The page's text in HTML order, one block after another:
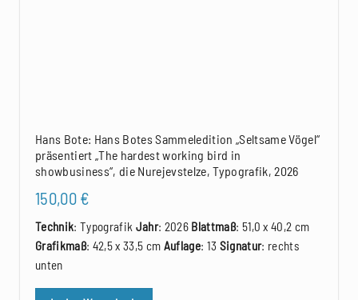
Hans Bote: Hans Botes Sammeledition „Seltsame Vögel“
präsentiert „The hardest working bird in
showbusiness“, die Nurejevstelze, Typografik, 2026
150,00 €
Technik: Typografik Jahr: 2026 Blattmaß: 51,0 x 40,2 cm
Grafikmaß: 42,5 x 33,5 cm Auflage: 13 Signatur: rechts
unten